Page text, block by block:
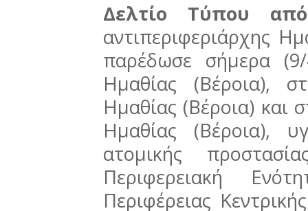
Δελτίο Τύπου
αντιπεριφεριάρχης
παρέδωσε σήμερα
Ημαθίας (Βέροια),
Ημαθίας (Βέροια) και
Ημαθίας (Βέροια),
ατομικής
Περιφερειακή
Περιφέρειας